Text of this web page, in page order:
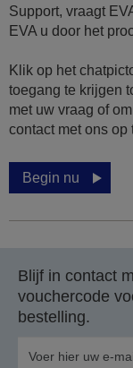
Support, vraagt
EVA u door het
Klik op het
toegang te krijgen
met uw vraag of
contact met ons op
Begin nu
Blijf in contact
vouchercode
bestelling.